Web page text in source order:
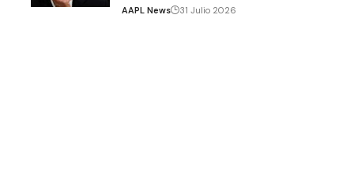
AAPL News 31 Julio 2026